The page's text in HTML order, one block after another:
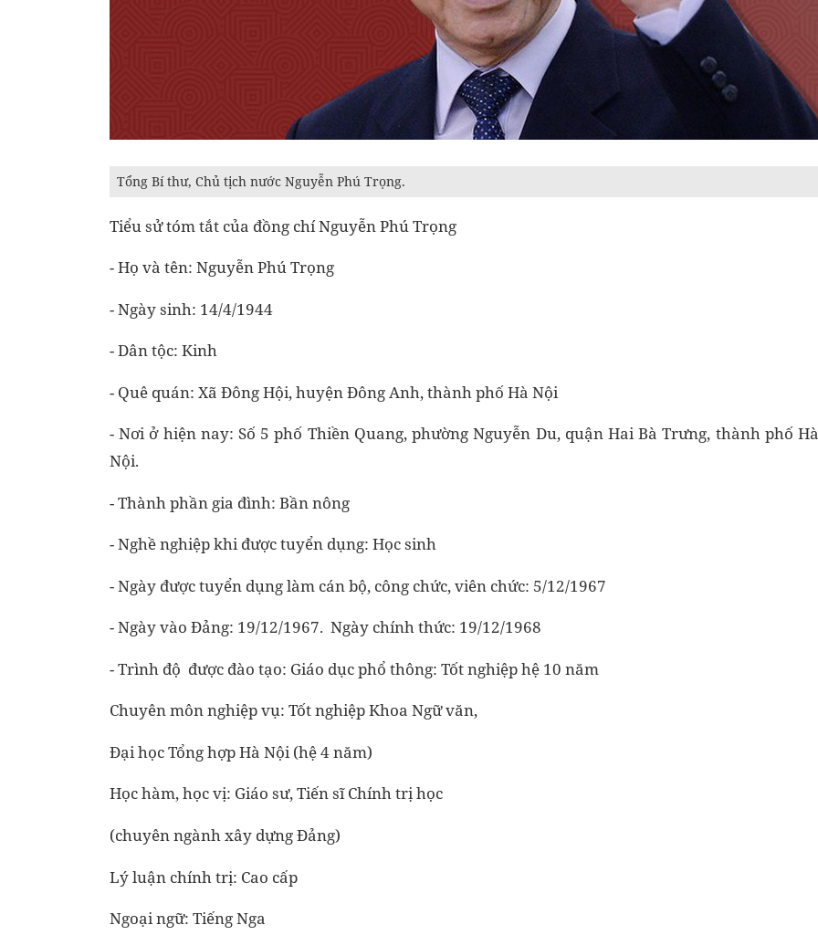
Tổng Bí thư, Chủ tịch nước Nguyễn Phú Trọng.
Tiểu sử tóm tắt của đồng chí Nguyễn Phú Trọng
- Họ và tên: Nguyễn Phú Trọng
- Ngày sinh: 14/4/1944
- Dân tộc: Kinh
- Quê quán: Xã Đông Hội, huyện Đông Anh, thành phố Hà Nội
- Nơi ở hiện nay: Số 5 phố Thiền Quang, phường Nguyễn Du, quận Hai Bà Trưng, thành phố Hà
Nội.
- Thành phần gia đình: Bần nông
- Nghề nghiệp khi được tuyển dụng: Học sinh
- Ngày được tuyển dụng làm cán bộ, công chức, viên chức: 5/12/1967
- Ngày vào Đảng: 19/12/1967. Ngày chính thức: 19/12/1968
- Trình độ được đào tạo: Giáo dục phổ thông: Tốt nghiệp hệ 10 năm
Chuyên môn nghiệp vụ: Tốt nghiệp Khoa Ngữ văn,
Đại học Tổng hợp Hà Nội (hệ 4 năm)
Học hàm, học vị: Giáo sư, Tiến sĩ Chính trị học
(chuyên ngành xây dựng Đảng)
Lý luận chính trị: Cao cấp
Ngoại ngữ: Tiếng Nga